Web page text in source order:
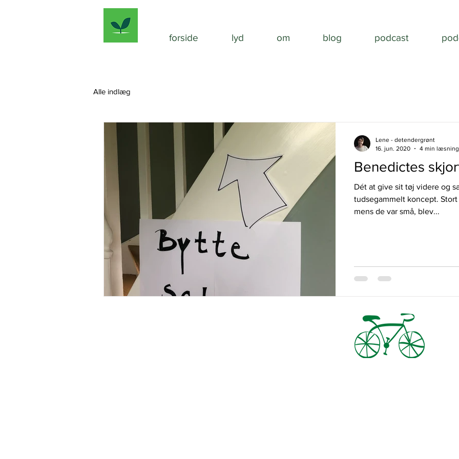
forside lyd om blog podcast
Alle indlæg
Benedictes
Dét at give sit tøj videre og
tudsegammelt koncept.
mens de var små, blev...
Lene - detendergrønt
16. jun. 2020
4 min læsning